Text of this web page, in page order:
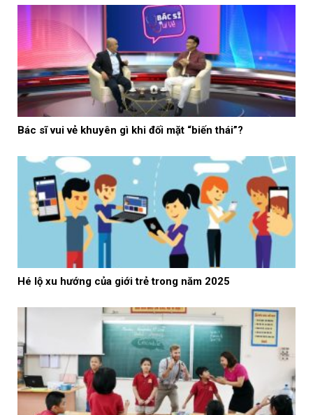
Bác sĩ vui vẻ khuyên gì khi đối mặt “biến thái”?
Hé lộ xu hướng của giới trẻ trong năm 2025